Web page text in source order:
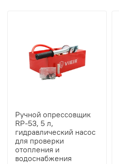
Ручной опрессовщик
RP-53, 5 л,
гидравлический насос
для проверки
отопления и
водоснабжения